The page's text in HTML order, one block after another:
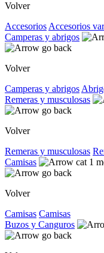
Volver
Accesorios Accesorios
Camperas y abrigos
Volver
Camperas y abrigos
Remeras y musculosas
Volver
Remeras y musculosas
Camisas
Volver
Camisas Camisas
Buzos y Canguros